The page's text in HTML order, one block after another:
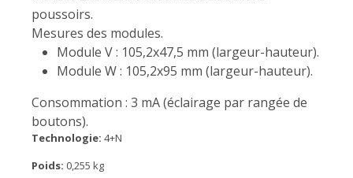
poussoirs.
Mesures des modules.
Module V : 105,2x47,5 mm (largeur-hauteur).
Module W : 105,2x95 mm (largeur-hauteur).
Consommation : 3 mA (éclairage par rangée de
boutons).
Technologie: 4+N
Poids: 0,255 kg